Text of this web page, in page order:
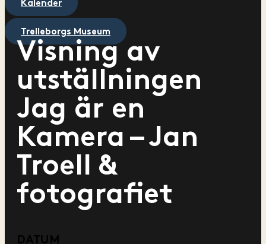
Kalender
Trelleborgs Museum
Visning av
utställningen
Jag är en
Kamera – Jan
Troell &
fotografiet
DATUM